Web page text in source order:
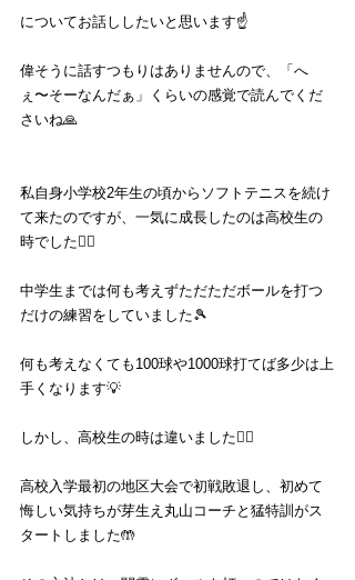
についてお話ししたいと思います☝️
偉そうに話すつもりはありませんので、「へ
ぇ〜そーなんだぁ」くらいの感覚で読んでくだ
さいね🙏
私自身小学校2年生の頃からソフトテニスを続け
て来たのですが、一気に成長したのは高校生の
時でした🙆‍♂️
中学生までは何も考えずただただボールを打つ
だけの練習をしていました🎾
何も考えなくても100球や1000球打てば多少は上
手くなります💡
しかし、高校生の時は違いました🙅‍♂️
高校入学最初の地区大会で初戦敗退し、初めて
悔しい気持ちが芽生え丸山コーチと猛特訓がス
タートしました🤲